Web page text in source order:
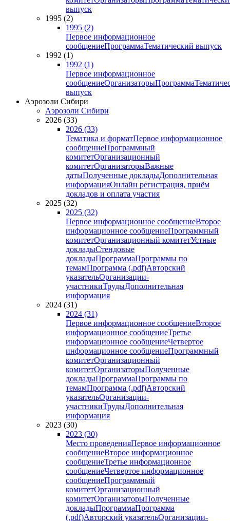
выпуск
1995 (2)
1995 (2)
Первое информационное
сообщениеПрограммаТематический выпуск
1992 (1)
1992 (1)
Первое информационное
сообщениеОрганизаторыПрограмма
выпуск
Аэрозоли Сибири
Аэрозоли Сибири
2026 (33)
2026 (33)
Тематика и форматПервое информационное
сообщениеПрограммный
комитетОрганизационный
комитетОрганизаторыВажные
датыПолученные докладыДополнительная
информацияОнлайн регистрация, приём
докладов и оплата участия
2025 (32)
2025 (32)
Первое информационное сообщениеВторое
информационное сообщениеПрограммный
комитетОрганизационный комитетУстные
докладыСтендовые
докладыПрограммаПрограммы по
темамПрограмма (.pdf)Авторский
указательОрганизации-
участникиТрудыДополнительная
информация
2024 (31)
2024 (31)
Первое информационное сообщениеВторое
информационное сообщениеТретье
информационное сообщениеЧетвертое
информационное сообщениеПрограммный
комитетОрганизационный
комитетОрганизаторыПолученные
докладыПрограммаПрограммы по
темамПрограмма (.pdf)Авторский
указательОрганизации-
участникиТрудыДополнительная
информация
2023 (30)
2023 (30)
Место проведенияПервое информационное
сообщениеВторое информационное
сообщениеТретье информационное
сообщениеЧетвертое информационное
сообщениеПрограммный
комитетОрганизационный
комитетОрганизаторыПолученные
докладыПрограммаПрограмма
(.pdf)Авторский указательОрганизации-